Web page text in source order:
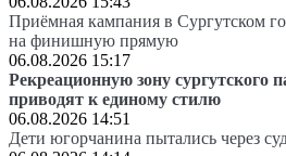
Приёмная кампания в Сургутском
на финишную прямую
06.08.2026 15:17
Рекреационную зону сургутского
приводят к единому стилю
06.08.2026 14:51
Дети югорчанина пытались через